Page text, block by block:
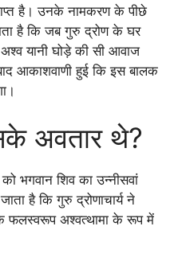
है। उनके नामकरण के पीछे
है कि जब गुरु द्रोण के घर
यानी घोड़े की सी आवाज
आकाशवाणी हुई कि इस बालक
अवतार थे?
भगवान शिव का उन्नीसवां
है कि गुरु द्रोणाचार्य ने
फलस्वरूप अश्वत्थामा के रूप में